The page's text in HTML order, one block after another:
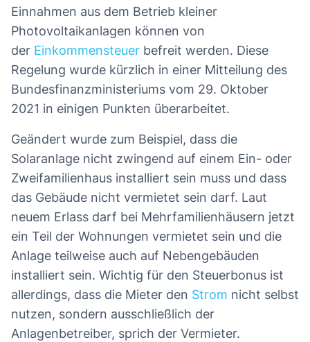
Einnahmen aus dem Betrieb kleiner
Photovoltaikanlagen können von
der Einkommensteuer befreit werden. Diese
Regelung wurde kürzlich in einer Mitteilung des
Bundesfinanzministeriums vom 29. Oktober
2021 in einigen Punkten überarbeitet.
Geändert wurde zum Beispiel, dass die
Solaranlage nicht zwingend auf einem Ein- oder
Zweifamilienhaus installiert sein muss und dass
das Gebäude nicht vermietet sein darf. Laut
neuem Erlass darf bei Mehrfamilienhäusern jetzt
ein Teil der Wohnungen vermietet sein und die
Anlage teilweise auch auf Nebengebäuden
installiert sein. Wichtig für den Steuerbonus ist
allerdings, dass die Mieter den Strom nicht selbst
nutzen, sondern ausschließlich der
Anlagenbetreiber, sprich der Vermieter.